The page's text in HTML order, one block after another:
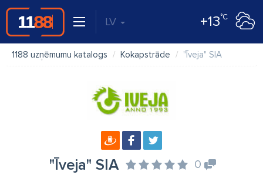
LV +13°C
1188 uzņēmumu katalogs Kokapstrāde "Īveja" SIA
"Īveja" SIA 0